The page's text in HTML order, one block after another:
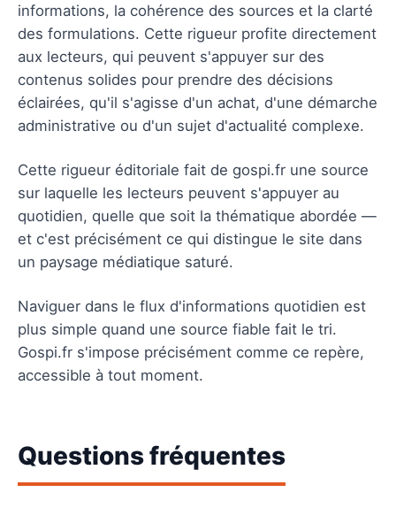
informations, la cohérence des sources et la clarté
des formulations. Cette rigueur profite directement
aux lecteurs, qui peuvent s'appuyer sur des
contenus solides pour prendre des décisions
éclairées, qu'il s'agisse d'un achat, d'une démarche
administrative ou d'un sujet d'actualité complexe.
Cette rigueur éditoriale fait de gospi.fr une source
sur laquelle les lecteurs peuvent s'appuyer au
quotidien, quelle que soit la thématique abordée —
et c'est précisément ce qui distingue le site dans
un paysage médiatique saturé.
Naviguer dans le flux d'informations quotidien est
plus simple quand une source fiable fait le tri.
Gospi.fr s'impose précisément comme ce repère,
accessible à tout moment.
Questions fréquentes